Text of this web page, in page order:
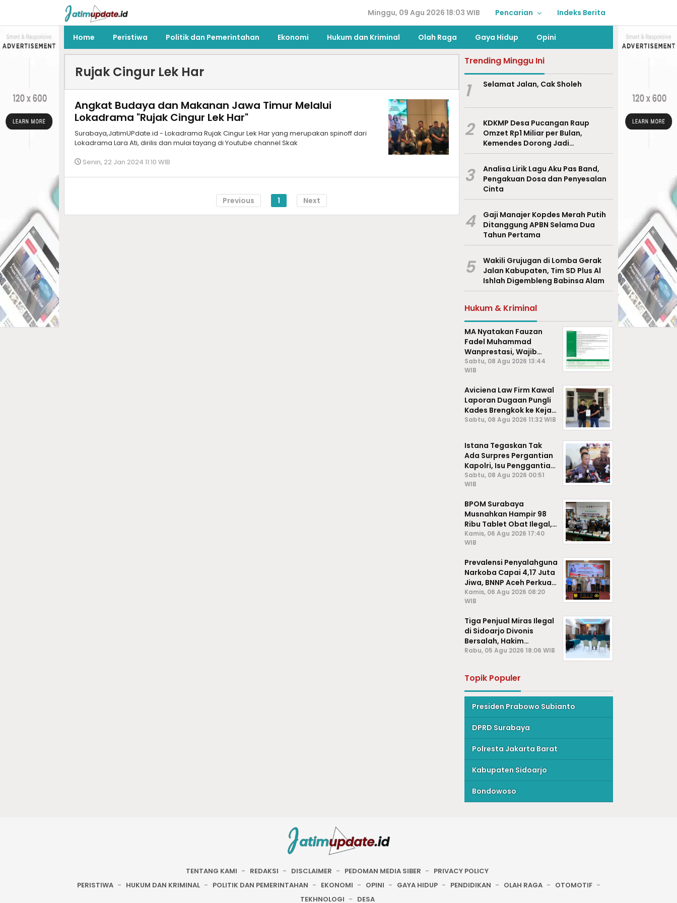
Minggu, 09 Agu 2026 18:03 WIB Pencarian Indeks Berita
Home Peristiwa Politik dan Pemerintahan Ekonomi Hukum dan Kriminal Olah Raga Gaya Hidup Opini
Rujak Cingur Lek Har
Angkat Budaya dan Makanan Jawa Timur Melalui
Lokadrama "Rujak Cingur Lek Har"
Surabaya,JatimUPdate.id - Lokadrama Rujak Cingur Lek Har yang merupakan spinoff dari
Lokadrama Lara Ati, dirilis dan mulai tayang di Youtube channel Skak
Senin, 22 Jan 2024 11:10 WIB
Previous 1 Next
Trending Minggu Ini
1 Selamat Jalan, Cak Sholeh
2
KDKMP Desa Pucangan Raup
Omzet Rp1 Miliar per Bulan,
Kemendes Dorong Jadi
Percontohan Nasional
3
Analisa Lirik Lagu Aku Pas Band,
Pengakuan Dosa dan Penyesalan
Cinta
4
Gaji Manajer Kopdes Merah Putih
Ditanggung APBN Selama Dua
Tahun Pertama
5
Wakili Grujugan di Lomba Gerak
Jalan Kabupaten, Tim SD Plus Al
Ishlah Digembleng Babinsa Alam
Hukum & Kriminal
MA Nyatakan Fauzan
Fadel Muhammad
Wanprestasi, Wajib
Bayar Rp2,085 Miliar
Sabtu, 08 Agu 2026 13:44
WIB
Aviciena Law Firm Kawal
Laporan Dugaan Pungli
Kades Brengkok ke Kejari
Lamongan
Sabtu, 08 Agu 2026 11:32 WIB
Istana Tegaskan Tak
Ada Surpres Pergantian
Kapolri, Isu Penggantian
Listyo Sigit Dipastikan
Hoaks
Sabtu, 08 Agu 2026 00:51
WIB
BPOM Surabaya
Musnahkan Hampir 98
Ribu Tablet Obat Ilegal,
Cegah Penyalahgunaan
di Kalangan Pelajar
Kamis, 06 Agu 2026 17:40
WIB
Prevalensi Penyalahguna
Narkoba Capai 4,17 Juta
Jiwa, BNNP Aceh Perkuat
P4GN di Subulussalam
Kamis, 06 Agu 2026 08:20
WIB
Tiga Penjual Miras Ilegal
di Sidoarjo Divonis
Bersalah, Hakim
Jatuhkan Denda hingga
Rabu, 05 Agu 2026 18:06 WIB
Topik Populer
Presiden Prabowo Subianto
DPRD Surabaya
Polresta Jakarta Barat
Kabupaten Sidoarjo
Bondowoso
TENTANG KAMI REDAKSI DISCLAIMER PEDOMAN MEDIA SIBER
PRIVACY POLICY
PERISTIWA
HUKUM DAN KRIMINAL POLITIK DAN PEMERINTAHAN EKONOMI OPINI GAYA HIDUP PENDIDIKAN OLAH RAGA
OTOMOTIF
TEKHNOLOGI
DESA